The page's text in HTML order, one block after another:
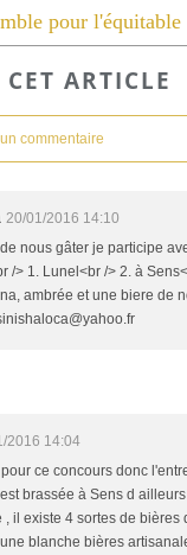
pour
ARTICLE
commentaire
20/01/2016 14:10
nous gâter je participe
/> 1. Lunel<br /> 2. à
ambrée et une biere de
2016 14:04
ce concours donc
brassée à Sens d
, il existe 4 sortes de bières
blanche bières